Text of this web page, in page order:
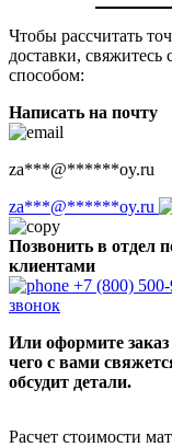
Чтобы рассчитать
доставки,
способом:
Написать на почту
za***@******oy.ru
za***@******oy.ru
Позвонить в отдел
клиентами
+7 (800)
звонок
Или оформите заказ
чего с вами
обсудит детали.
Расчет стоимости